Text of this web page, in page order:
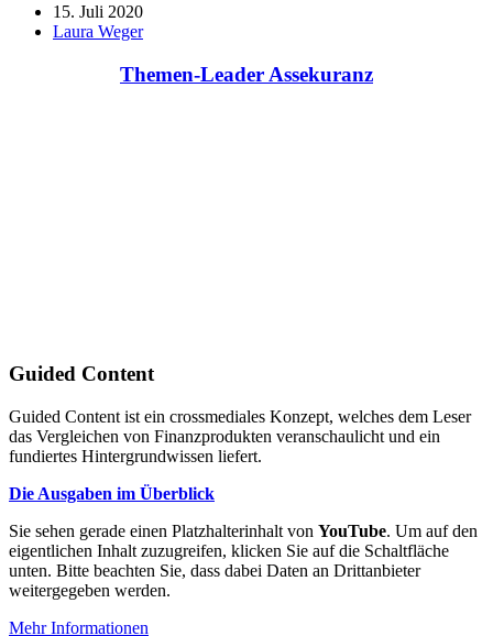
15. Juli 2020
Laura Weger
Themen-Leader Assekuranz
Guided Content
Guided Content ist ein crossmediales Konzept, welches dem Leser
das Vergleichen von Finanzprodukten veranschaulicht und ein
fundiertes Hintergrundwissen liefert.
Die Ausgaben im Überblick
Sie sehen gerade einen Platzhalterinhalt von YouTube. Um auf den
eigentlichen Inhalt zuzugreifen, klicken Sie auf die Schaltfläche
unten. Bitte beachten Sie, dass dabei Daten an Drittanbieter
weitergegeben werden.
Mehr Informationen